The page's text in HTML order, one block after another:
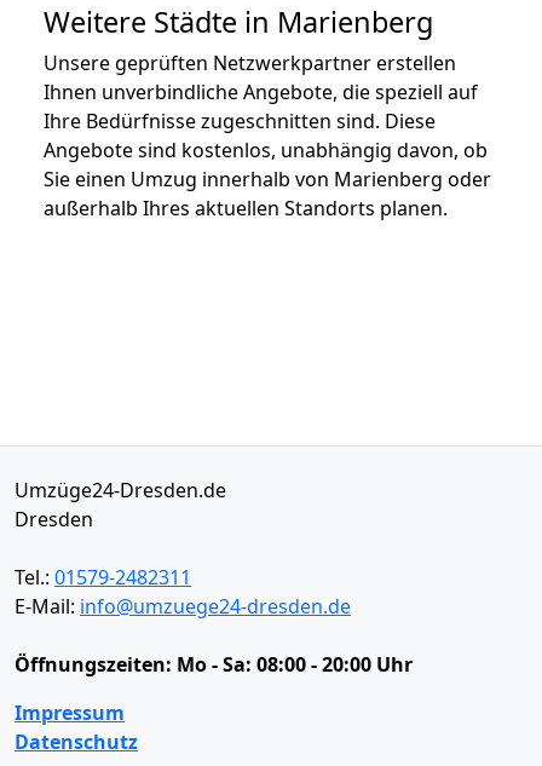
Weitere Städte in Marienberg
Unsere geprüften Netzwerkpartner erstellen
Ihnen unverbindliche Angebote, die speziell auf
Ihre Bedürfnisse zugeschnitten sind. Diese
Angebote sind kostenlos, unabhängig davon, ob
Sie einen Umzug innerhalb von Marienberg oder
außerhalb Ihres aktuellen Standorts planen.
Umzüge24-Dresden.de
Dresden
Tel.: 01579-2482311
E-Mail: info@umzuege24-dresden.de
Öffnungszeiten: Mo - Sa: 08:00 - 20:00 Uhr
Impressum
Datenschutz